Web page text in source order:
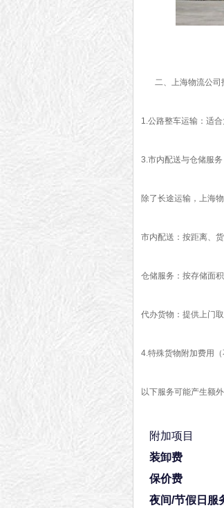
二、上海物流公司
1.公路整车运输：适
3.市内配送与仓储服务
除了长途运输，上海
市内配送：按距离、
仓储服务：按存储面
代办货物：提供上门
4.特殊货物附加费用（
以下服务可能产生额
附加项目
装卸费
保价费
夜间/节假日服